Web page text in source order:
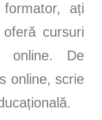
ați
cursuri
online. De
online, scrie